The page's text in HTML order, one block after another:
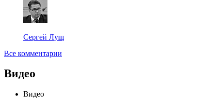
Сергей Лущ
Все комментарии
Видео
Видео